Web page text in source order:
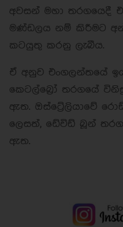
අවසන් මහා තරගයෙදී
මණ්ඩලය නම් කිරීමට
කටයුතු කරනු ලැබීය.
ඒ අනුව එංගලන්තයේ
කෙටල්බ්‍රෝ තරගයේ
ඇත. ඔස්ට්‍රේලියාවේ
ලෙසත්, ඩේවිඩ් බූන්
ඇත.